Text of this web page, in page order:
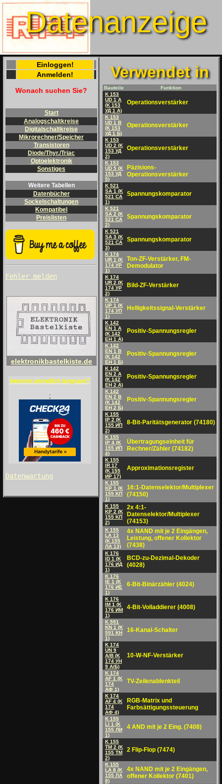
Datenanzeige
Einloggen!
Anmelden!
Wonach suchen Sie?
Start
Analogschaltkreise
Digitalschaltkreise
Mikrorechner/Speicher
Transistoren
Diode/Thyr./Triac
Optoelektronik
Sonstiges
Weitere Tabellen
Datenbücher
Sockelschaltungen
Kompatibel
Preislisten
Fehler melden
elektronikbastelkiste.de
Internet unendlich langsam?
;
Datenwartung
Verwendet in
Bauteile
Funktion
K 153
UD 1 A
(K 153
УД 1 A)
Operationsverstärker
K 153
UD 1 B
(K 153
УД 1 Б)
Operationsverstärker
K 153
UD 2 (K
153 УД
2)
Operationsverstärker
K 153
UD 5 (K
153 УД
5)
Päzisions-
Operationsverstärker
K 521
SA 1 (K
521 CA
1)
Spannungskomparator
K 521
SA 2 (K
521 CA
2)
Spannungskomparator
K 521
SA 3 (K
521 CA
3)
Spannungskomparator
K 174
UR 1 (K
174 УP
1)
Ton-ZF-Verstärker, FM-
Demodulator
K 174
UR 2 (K
174 УP
2)
Bild-ZF-Verstärker
K 174
UP 1 (K
174 УП
1)
Helligkeitssignal-Verstärker
K 142
EN 1 A
(K 142
EH 1 A)
Positiv-Spannungsregler
K 142
EN 1 B
(K 142
EH 1 Б)
Positiv-Spannungsregler
K 142
EN 2 A
(K 142
EH 2 A)
Positiv-Spannungsregler
K 142
EN 2 B
(K 142
EH 2 Б)
Positiv-Spannungsregler
K 155
IP 2 (K
155 ИП
2)
8-Bit-Paritätsgenerator (74180)
K 155
IP 4 (K
155 ИП
4)
Übertragungseinheit für
Rechner/Zähler (74182)
K 155
IR 17
(K 155
ИP 17)
Approximationsregister
K 155
KP 1 (K
155 KП
1)
16:1-Datenselektor/Multiplexer
(74150)
K 155
KP 2 (K
155 KП
2)
2x 4:1-
Datenselektor/Multiplexer
(74153)
K 155
LA 13
(K 155
ЛA 13)
4x NAND mit je 2 Eingängen,
Leistung, offener Kollektor
(7438)
K 176
ID 1 (K
176 ИД
1)
BCD-zu-Dezimal-Dekoder
(4028)
K 176
IE 1 (K
176 ИE
1)
6-Bit-Binärzähler (4024)
K 176
IM 1 (K
176 ИM
1)
4-Bit-Volladdierer (4008)
K 591
KN 1 (K
591 KH
1)
16-Kanal-Schalter
K 174
UN 9
A/B (K
174 УH
9 A/Б)
10-W-NF-Verstärker
K 174
AF 1 (K
174
AФ 1)
TV-Zeilenablenkteil
K 174
AF 4 (K
174
AФ 4)
RGB-Matrix und
Farbsättigungssteuerung
K 155
LI 1 (K
155 ЛИ
1)
4 AND mit je 2 Eing. (7408)
K 155
TM 2 (K
155 TM
2)
2 Flip-Flop (7474)
K 155
LA 8 (K
155 ЛА
8)
4x NAND mit je 2 Eingängen,
offener Kollektor (7401)